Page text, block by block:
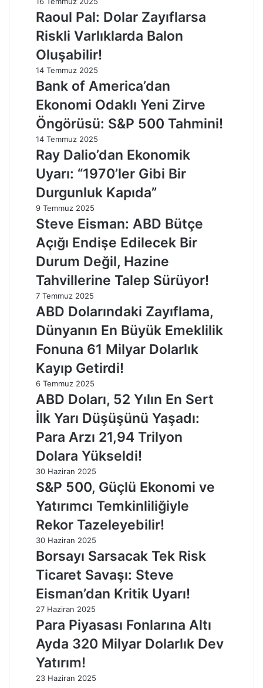
Raoul Pal: Dolar Zayıflarsa
Riskli Varlıklarda Balon
Oluşabilir!
14 Temmuz 2025
Bank of America’dan
Ekonomi Odaklı Yeni Zirve
Öngörüsü: S&P 500 Tahmini!
14 Temmuz 2025
Ray Dalio’dan Ekonomik
Uyarı: “1970’ler Gibi Bir
Durgunluk Kapıda”
9 Temmuz 2025
Steve Eisman: ABD Bütçe
Açığı Endişe Edilecek Bir
Durum Değil, Hazine
Tahvillerine Talep Sürüyor!
7 Temmuz 2025
ABD Dolarındaki Zayıflama,
Dünyanın En Büyük Emeklilik
Fonuna 61 Milyar Dolarlık
Kayıp Getirdi!
6 Temmuz 2025
ABD Doları, 52 Yılın En Sert
İlk Yarı Düşüşünü Yaşadı:
Para Arzı 21,94 Trilyon
Dolara Yükseldi!
30 Haziran 2025
S&P 500, Güçlü Ekonomi ve
Yatırımcı Temkinliliğiyle
Rekor Tazeleyebilir!
30 Haziran 2025
Borsayı Sarsacak Tek Risk
Ticaret Savaşı: Steve
Eisman’dan Kritik Uyarı!
27 Haziran 2025
Para Piyasası Fonlarına Altı
Ayda 320 Milyar Dolarlık Dev
Yatırım!
23 Haziran 2025